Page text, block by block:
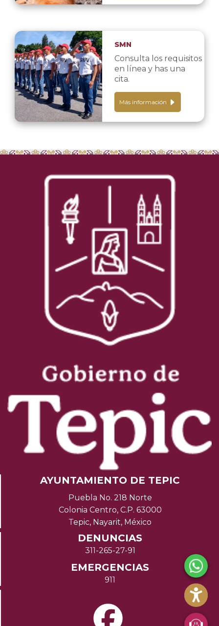
SMN
Consulta los requisitos
en línea y has una
cita.
Más información
AYUNTAMIENTO DE TEPIC
Puebla No. 218 Norte
Colonia Centro, C.P. 63000
Tepic, Nayarit, México
DENUNCIAS
311-265-27-91
EMERGENCIAS
911